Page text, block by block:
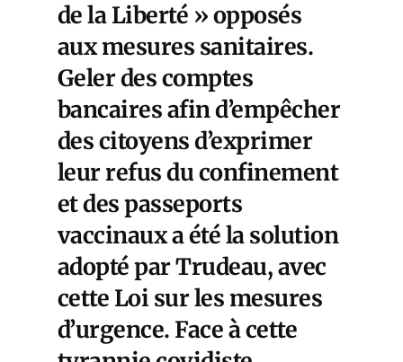
de la Liberté » opposés
aux mesures sanitaires.
Geler des comptes
bancaires afin d’empêcher
des citoyens d’exprimer
leur refus du confinement
et des passeports
vaccinaux a été la solution
adopté par Trudeau, avec
cette Loi sur les mesures
d’urgence. Face à cette